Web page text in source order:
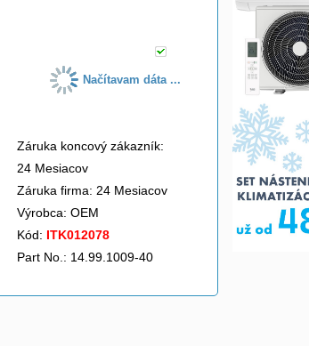
Načítavam dáta ...
Záruka koncový zákazník:
24 Mesiacov
Záruka firma: 24 Mesiacov
Výrobca: OEM
Kód: ITK012078
Part No.: 14.99.1009-40